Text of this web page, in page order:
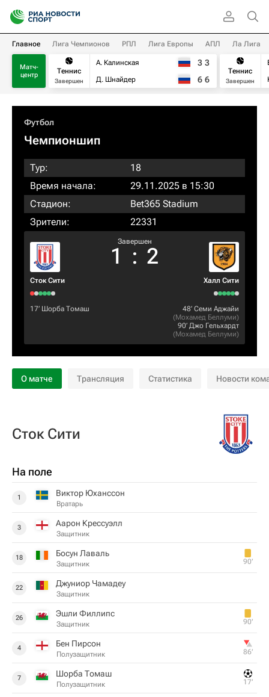
Главное Лига Чемпионов РПЛ Лига Европы АПЛ Ла Лига
Матч-
центр
Теннис
Завершен
А. Калинская
Д. Шнайдер
3 3
6 6
Теннис
Завершен
Футбол
Чемпионшип
Тур:
18
Время начала:
29.11.2025 в 15:30
Стадион:
Bet365 Stadium
Зрители:
22331
Сток Сити
Завершен
1 : 2
Халл Сити
17‎’‎ Шорба Томаш 48‎’‎ Семи Аджайи
(Мохамед Беллуми)
90‎’‎ Джо Гельхардт
(Мохамед Беллуми)
О матче Трансляция Статистика Новости
Сток Сити
На поле
1 Виктор Юханссон
Вратарь
3 Аарон Крессуэлл
Защитник
18 Босун Лаваль
Защитник 90‎’‎
22 Джуниор Чамадеу
Защитник
26 Эшли Филлипс
Защитник 90‎’‎
4 Бен Пирсон
Полузащитник 86‎’‎
7 Шорба Томаш
Полузащитник 17‎’‎